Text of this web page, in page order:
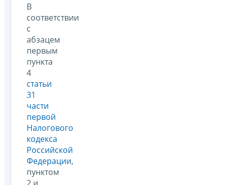
В
соответствии
с
абзацем
первым
пункта
4
статьи
31
части
первой
Налогового
кодекса
Российской
Федерации,
пунктом
2 и